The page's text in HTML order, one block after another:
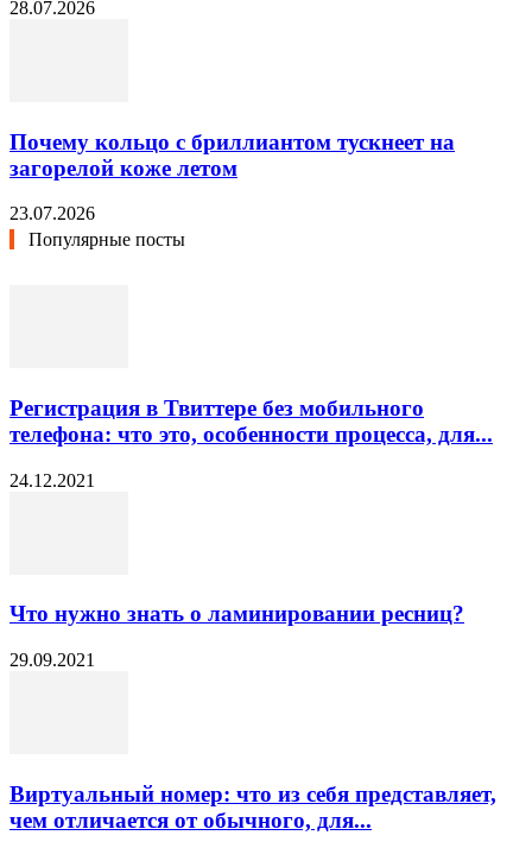
28.07.2026
Почему кольцо с бриллиантом тускнеет на
загорелой коже летом
23.07.2026
Популярные посты
Регистрация в Твиттере без мобильного
телефона: что это, особенности процесса, для...
24.12.2021
Что нужно знать о ламинировании ресниц?
29.09.2021
Виртуальный номер: что из себя представляет,
чем отличается от обычного, для...